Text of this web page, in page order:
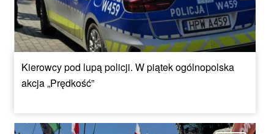
Kierowcy pod lupą policji. W piątek ogólnopolska
akcja „Prędkość”